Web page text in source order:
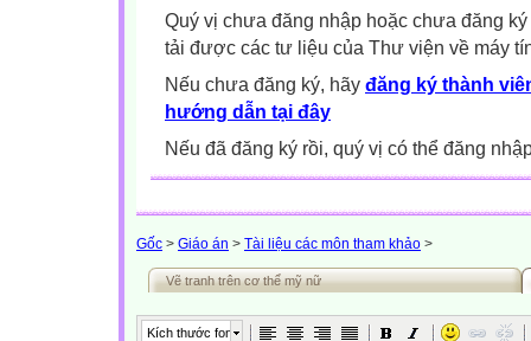
Quý vị chưa đăng nhập hoặc chưa đăng
tải được các tư liệu của Thư viện về máy
Nếu chưa đăng ký, hãy đăng ký thành
hướng dẫn tại đây
Nếu đã đăng ký rồi, quý vị có thể đăng
Gốc > Giáo án > Tài liệu các môn tham khảo >
Vẽ tranh trên cơ thể mỹ nữ
Kích thước font